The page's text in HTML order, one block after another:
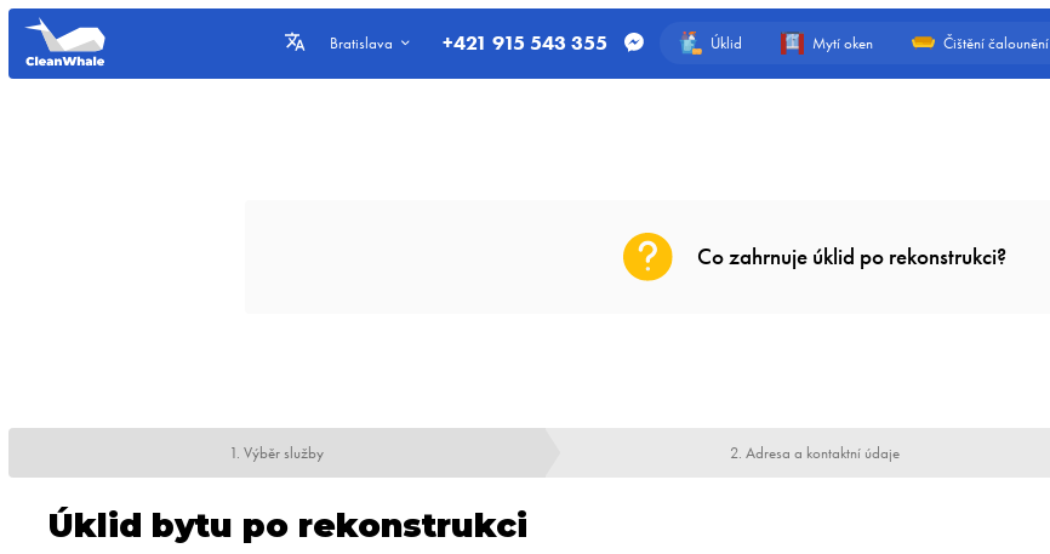
Bratislava +421 915 543 355 Úklid Mytí oken Čištění čalounění
Co zahrnuje úklid po rekonstrukci?
1. Výběr služby 2. Adresa a kontaktní údaje
Úklid bytu po rekonstrukci